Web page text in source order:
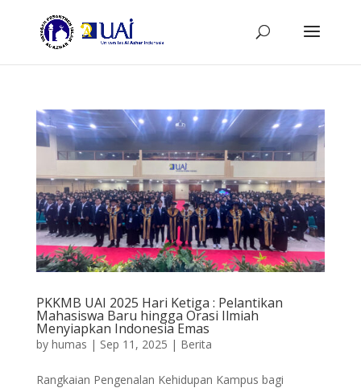
PKKMB UAI 2025 Hari Ketiga : Pelantikan
Mahasiswa Baru hingga Orasi Ilmiah
Menyiapkan Indonesia Emas
by humas | Sep 11, 2025 | Berita
Rangkaian Pengenalan Kehidupan Kampus bagi